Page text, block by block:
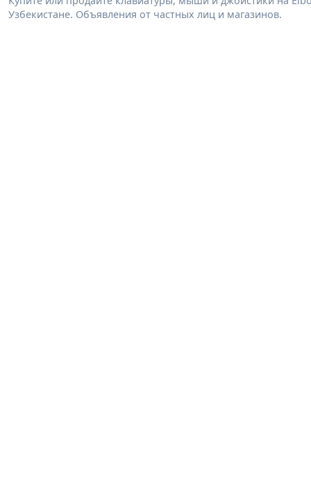
Узбекистане. Объявления от частных лиц и магазинов.